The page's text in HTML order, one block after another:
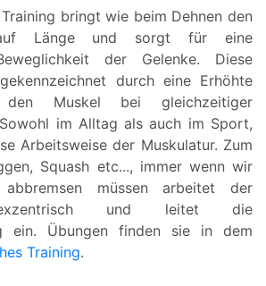
bringt wie beim Dehnen den
Länge und sorgt für eine
der Gelenke. Diese
durch eine Erhöhte
Muskel bei gleichzeitiger
Sowohl im Alltag als auch im Sport,
Arbeitsweise der Muskulatur. Zum
Squash etc..., immer wenn wir
müssen arbeitet der
exzentrisch und leitet die
ein. Übungen finden sie in dem
Training.